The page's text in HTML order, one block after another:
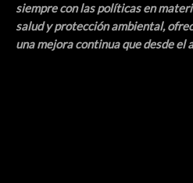
siempre con las políticas en
salud y protección ambiental,
una mejora continua que desde el